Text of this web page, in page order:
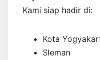
Kami siap hadir di:
Kota
Sleman